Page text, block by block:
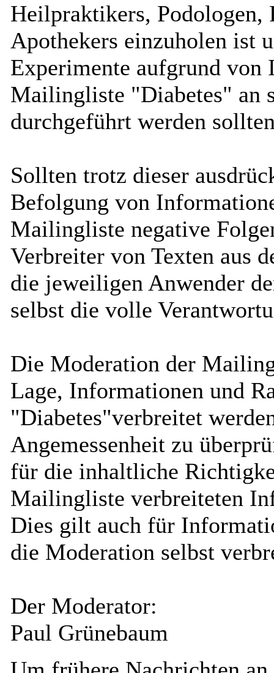
Heilpraktikers, Podologen,
Apothekers einzuholen ist
Experimente aufgrund von
Mailingliste "Diabetes" an
durchgeführt werden
Sollten trotz dieser
Befolgung von
Mailingliste negative
Verbreiter von Texten aus
die jeweiligen Anwender
selbst die volle
Die Moderation der
Lage, Informationen und
"Diabetes"verbreitet
Angemessenheit zu
für die inhaltliche
Mailingliste verbreiteten
Dies gilt auch für
die Moderation selbst
Der Moderator:
Paul Grünebaum